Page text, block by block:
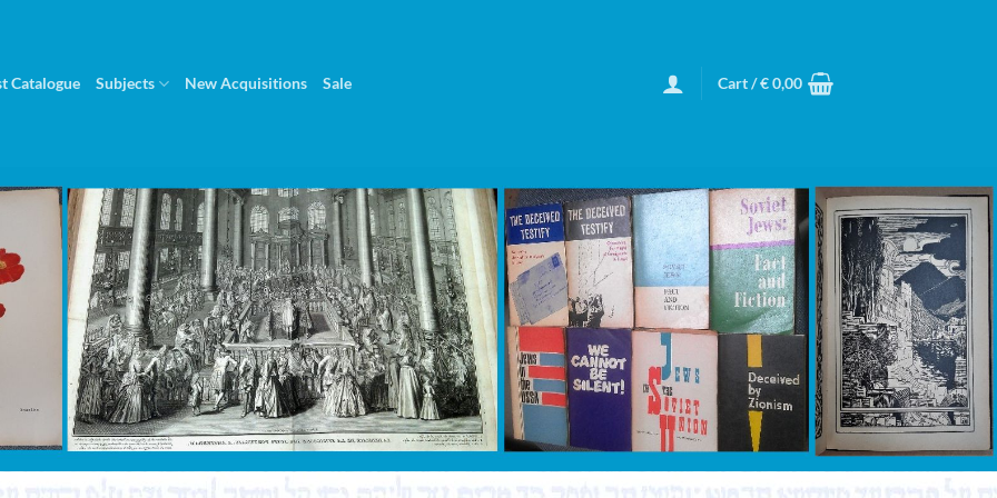
Catalogue Subjects New Acquisitions Sale Cart /€0,00